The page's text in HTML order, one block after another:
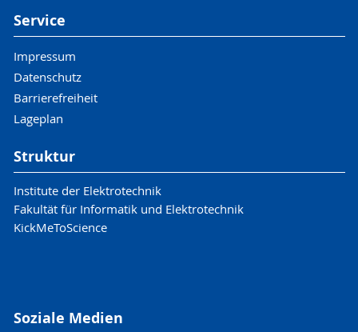
Service
Impressum
Datenschutz
Barrierefreiheit
Lageplan
Struktur
Institute der Elektrotechnik
Fakultät für Informatik und Elektrotechnik
KickMeToScience
Soziale Medien